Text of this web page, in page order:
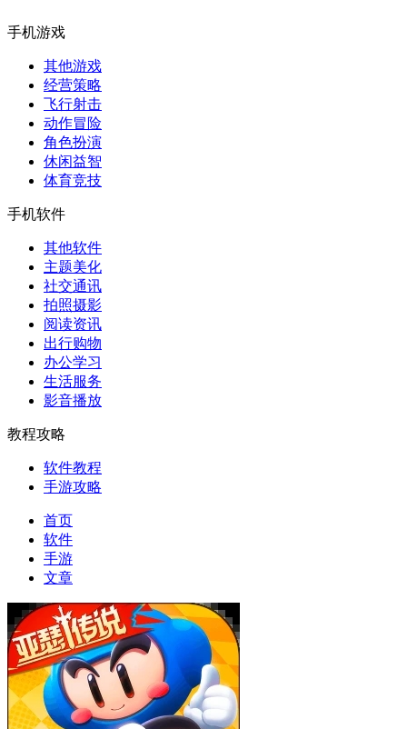
手机游戏
其他游戏
经营策略
飞行射击
动作冒险
角色扮演
休闲益智
体育竞技
手机软件
其他软件
主题美化
社交通讯
拍照摄影
阅读资讯
出行购物
办公学习
生活服务
影音播放
教程攻略
软件教程
手游攻略
首页
软件
手游
文章